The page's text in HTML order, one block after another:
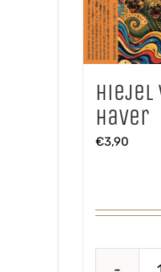
Hiejel
Haver
€3,90